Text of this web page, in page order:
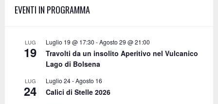
o
EVENTI IN PROGRAMMA
LUG
19
Luglio 19 @ 17:30 -Agosto 29 @ 21:00
Travolti da un insolito Aperitivo nel Vulcanico
Lago di Bolsena
LUG
24
Luglio 24-Agosto 16
Calici di Stelle 2026